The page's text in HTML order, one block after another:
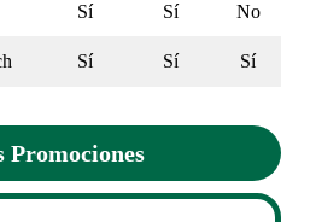
Sí Sí No
Sí Sí Sí
Promociones